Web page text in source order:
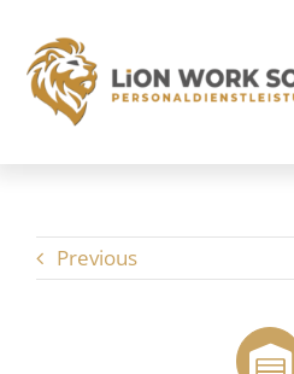
Inhalt
springen
Für Unternehmen
Previous